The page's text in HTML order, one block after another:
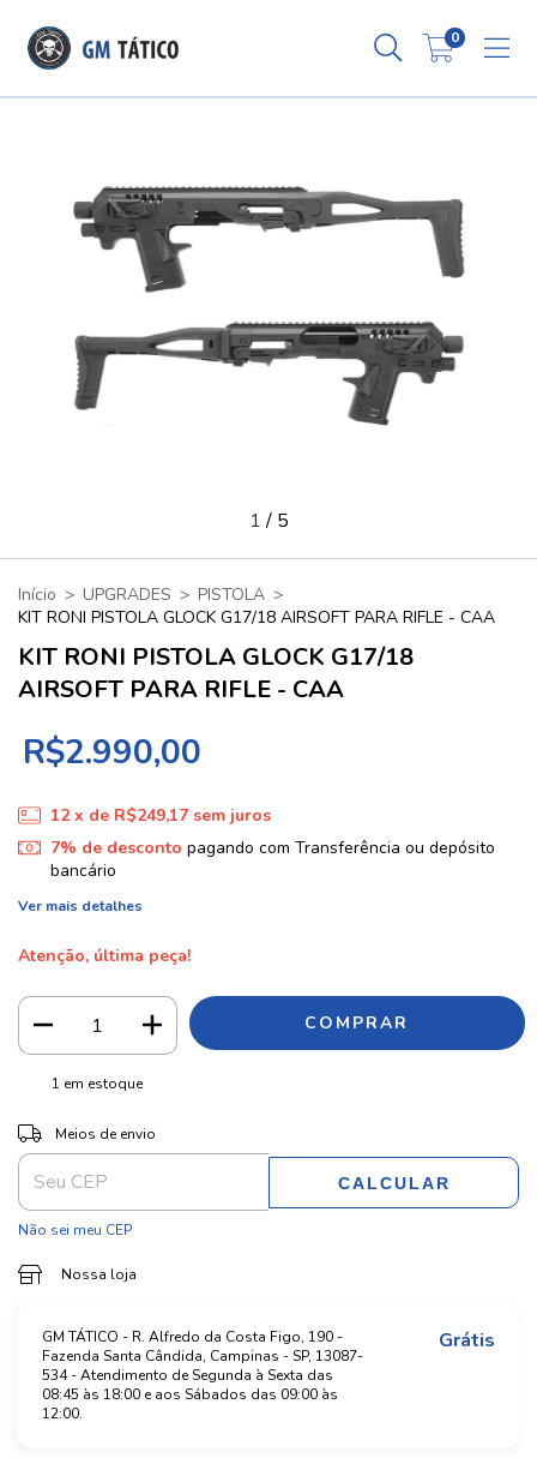
0
1/ 5
Início > UPGRADES > PISTOLA >
KIT RONI PISTOLA GLOCK G17/18 AIRSOFT PARA RIFLE - CAA
KIT RONI PISTOLA GLOCK G17/18
AIRSOFT PARA RIFLE - CAA
R$2.990,00
12 x de R$249,17 sem juros
7% de desconto pagando com Transferência ou depósito
bancário
Ver mais detalhes
Atenção, última peça!
1 em estoque
Entregas para o CEP:
Meios de envio
CALCULAR
Não sei meu CEP
Nossa loja
GM TÁTICO - R. Alfredo da Costa Figo, 190 -
Fazenda Santa Cândida, Campinas - SP, 13087-
534 - Atendimento de Segunda à Sexta das
08:45 às 18:00 e aos Sábados das 09:00 às
12:00.
Grátis